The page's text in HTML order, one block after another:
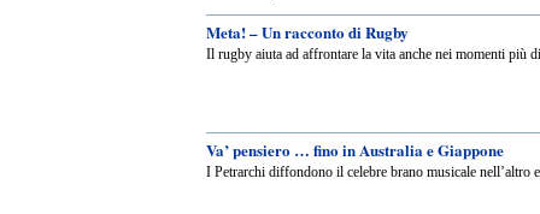
Meta! – Un racconto di Rugby
Il rugby aiuta ad affrontare la vita anche nei momenti più
Va’ pensiero … fino in Australia e Giappone
I Petrarchi diffondono il celebre brano musicale nell’altro